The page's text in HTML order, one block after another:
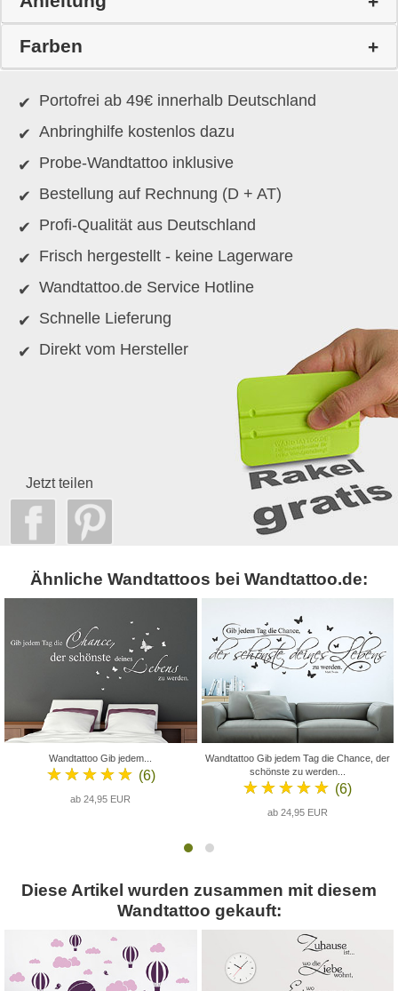
Farben
Portofrei ab 49€ innerhalb Deutschland
Anbringhilfe kostenlos dazu
Probe-Wandtattoo inklusive
Bestellung auf Rechnung (D + AT)
Profi-Qualität aus Deutschland
Frisch hergestellt - keine Lagerware
Wandtattoo.de Service Hotline
Schnelle Lieferung
Direkt vom Hersteller
Jetzt teilen
Ähnliche Wandtattoos bei Wandtattoo.de:
Wandtattoo Gib jedem...
★★★★★ (6)
ab 24,95 EUR
Wandtattoo Gib jedem Tag die Chance, der
schönste zu werden...
★★★★★ (6)
ab 24,95 EUR
Diese Artikel wurden zusammen mit diesem
Wandtattoo gekauft: